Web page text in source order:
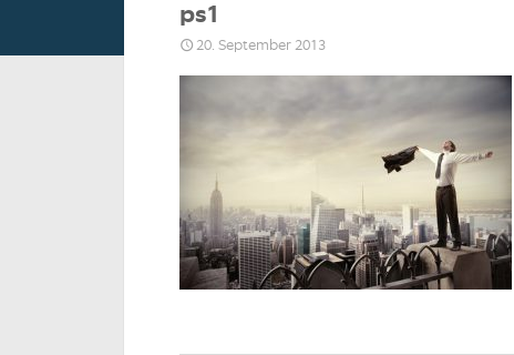
ps1
20. September 2013